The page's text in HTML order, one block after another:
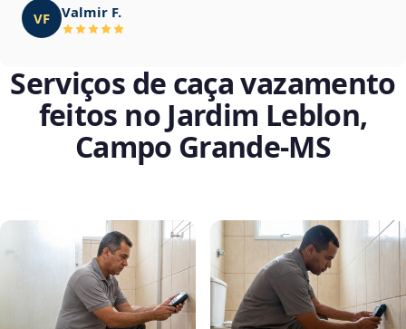
VF Valmir F.
Serviços de caça vazamento
feitos no Jardim Leblon,
Campo Grande‑MS